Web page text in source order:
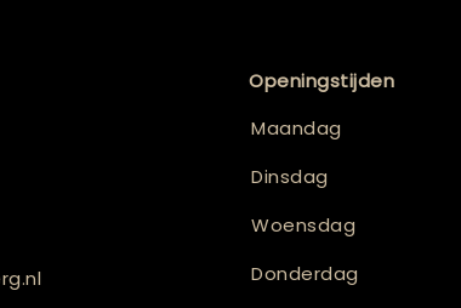
Openingstijden
Maandag
Dinsdag
Woensdag
Donderdag